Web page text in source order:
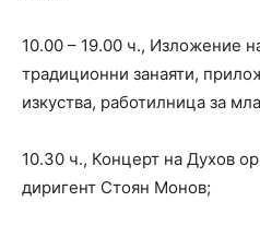
10.00 – 19.00 ч., Изложение
традиционни занаяти,
изкуства, работилница за
10.30 ч., Концерт на Духов
диригент Стоян Монов;